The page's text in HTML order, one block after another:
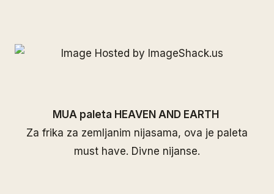
MUA paleta HEAVEN AND EARTH
Za frika za zemljanim nijasama, ova je paleta
must have. Divne nijanse.